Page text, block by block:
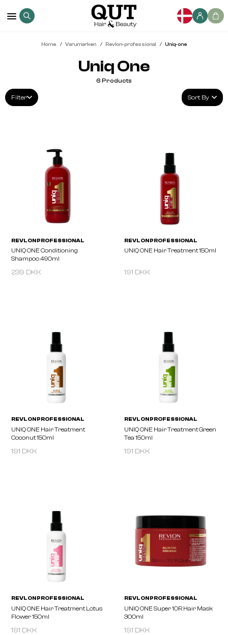
Home Varumarken Revlon-professional Uniq-one
Uniq One
Filter
6 Products
Sort By
239 DKK 191 DKK
Coconut 150ml
191 DKK
Tea 150ml
191 DKK
191 DKK 191 DKK